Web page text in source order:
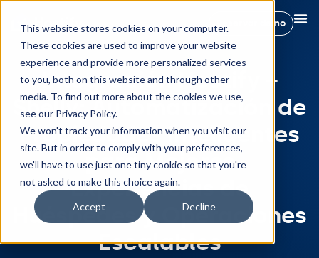
This website stores cookies on your computer.
These cookies are used to improve your website
experience and provide more personalized services
to you, both on this website and through other
media. To find out more about the cookies we use,
see our Privacy Policy.
We won't track your information when you visit our
site. But in order to comply with your preferences,
we'll have to use just one tiny cookie so that you're
not asked to make this choice again.
Accept Decline
Reservar demo
Integración Hostify +
Shelly: Automatización de
Propiedades Inteligentes
para Mejores
Experiencias de
Huéspedes y Operaciones
Escalables